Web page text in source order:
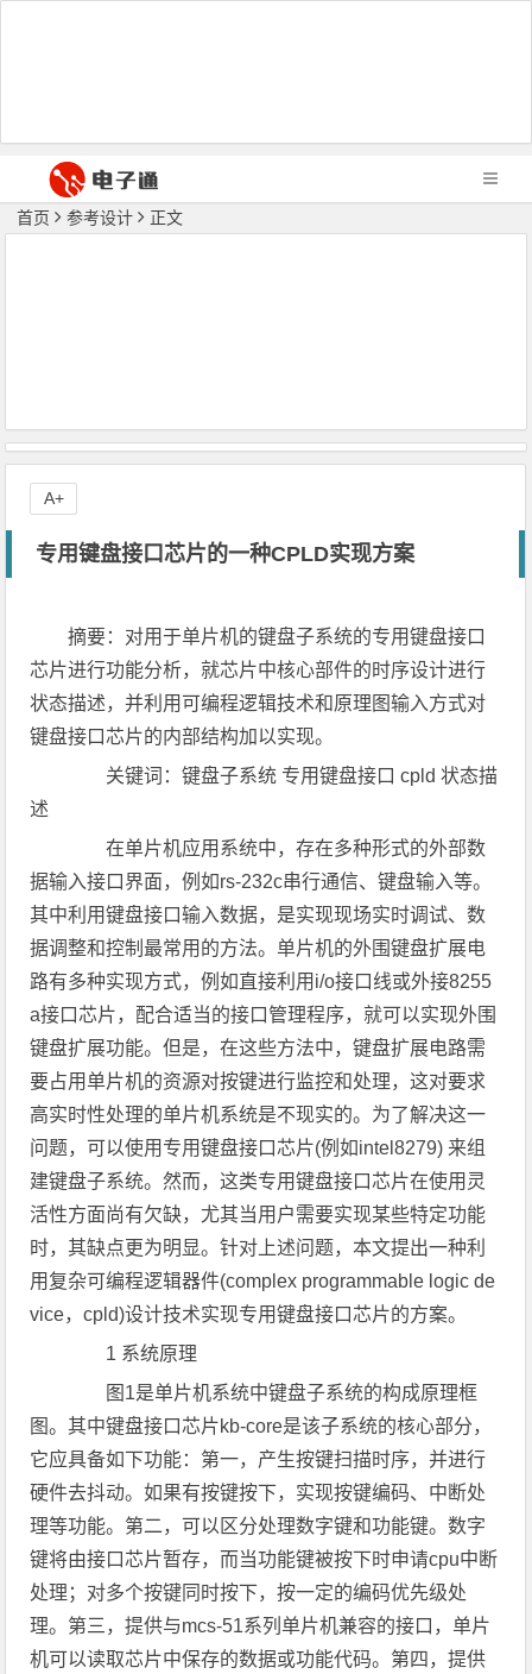
首页 参考设计 正文
专用键盘接口芯片的一种CPLD实现方案
摘要：对用于单片机的键盘子系统的专用键盘接口
芯片进行功能分析，就芯片中核心部件的时序设计进行
状态描述，并利用可编程逻辑技术和原理图输入方式对
键盘接口芯片的内部结构加以实现。
关键词：键盘子系统 专用键盘接口 cpld 状态描
述
在单片机应用系统中，存在多种形式的外部数
据输入接口界面，例如rs-232c串行通信、键盘输入等。
其中利用键盘接口输入数据，是实现现场实时调试、数
据调整和控制最常用的方法。单片机的外围键盘扩展电
路有多种实现方式，例如直接利用i/o接口线或外接8255
a接口芯片，配合适当的接口管理程序，就可以实现外围
键盘扩展功能。但是，在这些方法中，键盘扩展电路需
要占用单片机的资源对按键进行监控和处理，这对要求
高实时性处理的单片机系统是不现实的。为了解决这一
问题，可以使用专用键盘接口芯片(例如intel8279) 来组
建键盘子系统。然而，这类专用键盘接口芯片在使用灵
活性方面尚有欠缺，尤其当用户需要实现某些特定功能
时，其缺点更为明显。针对上述问题，本文提出一种利
用复杂可编程逻辑器件(complex programmable logic de
vice，cpld)设计技术实现专用键盘接口芯片的方案。
1 系统原理
图1是单片机系统中键盘子系统的构成原理框
图。其中键盘接口芯片kb-core是该子系统的核心部分，
它应具备如下功能：第一，产生按键扫描时序，并进行
硬件去抖动。如果有按键按下，实现按键编码、中断处
理等功能。第二，可以区分处理数字键和功能键。数字
键将由接口芯片暂存，而当功能键被按下时申请cpu中断
处理；对多个按键同时按下，按一定的编码优先级处
理。第三，提供与mcs-51系列单片机兼容的接口，单片
机可以读取芯片中保存的数据或功能代码。第四，提供
A+